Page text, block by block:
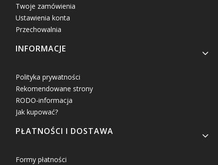
Twoje zamówienia
Ustawienia konta
Przechowalnia
INFORMACJE
Polityka prywatności
Rekomendowane strony
RODO-informacja
Jak kupować?
PŁATNOŚCI I DOSTAWA
Formy płatności